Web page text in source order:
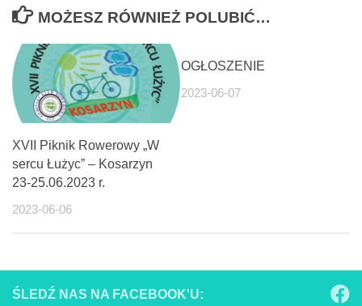
MOŻESZ RÓWNIEŻ POLUBIĆ…
XVII Piknik Rowerowy „W
sercu Łużyc” – Kosarzyn
23-25.06.2023 r.
2023-06-06
OGŁOSZENIE
2023-06-07
ŚLEDŹ NAS NA FACEBOOK'U: